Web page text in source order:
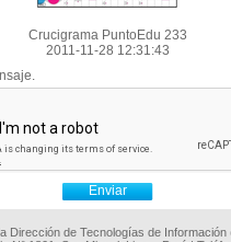
Crucigrama PuntoEdu 233
2011-11-28 12:31:43
Dirección de Tecnologías de